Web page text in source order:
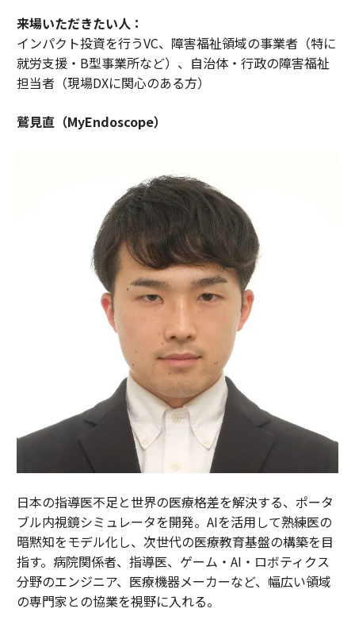
来場いただきたい人：
インパクト投資を行うVC、障害福祉領域の事業者（特に
就労支援・B型事業所など）、自治体・行政の障害福祉
担当者（現場DXに関心のある方）
鷲見直（MyEndoscope）
日本の指導医不足と世界の医療格差を解決する、ポータ
ブル内視鏡シミュレータを開発。AIを活用して熟練医の
暗黙知をモデル化し、次世代の医療教育基盤の構築を目
指す。病院関係者、指導医、ゲーム・AI・ロボティクス
分野のエンジニア、医療機器メーカーなど、幅広い領域
の専門家との協業を視野に入れる。